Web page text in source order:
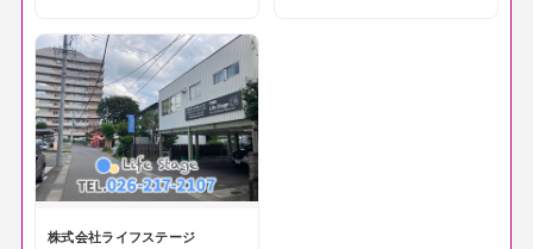
株式会社ライフステージ